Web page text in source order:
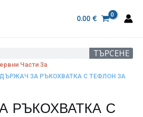
0.00 €
ТЪРСЕНЕ
Части За
ЗА РЪКОХВАТКА С ТЕФЛОН ЗА
РЪКОХВАТКА С